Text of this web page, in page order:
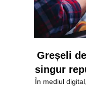
Greșeli
singur
În mediul